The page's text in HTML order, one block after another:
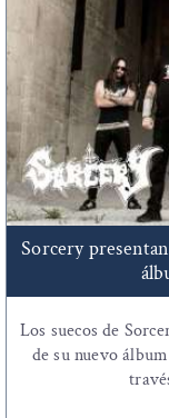
Sorcery
Los suecos de
de su nuevo